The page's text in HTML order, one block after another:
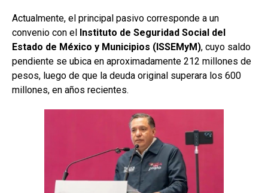
Actualmente, el principal pasivo corresponde a un
convenio con el Instituto de Seguridad Social del
Estado de México y Municipios (ISSEMyM), cuyo saldo
pendiente se ubica en aproximadamente 212 millones de
pesos, luego de que la deuda original superara los 600
millones, en años recientes.